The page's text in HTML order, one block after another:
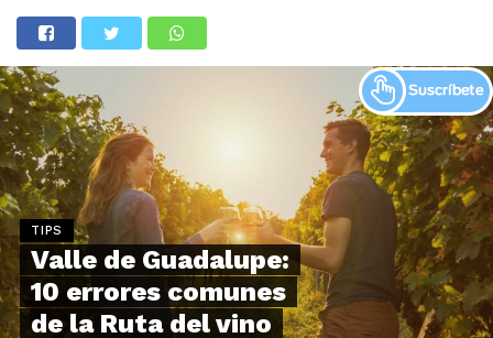
TIPS
Valle de Guadalupe:
10 errores comunes
de la Ruta del vino